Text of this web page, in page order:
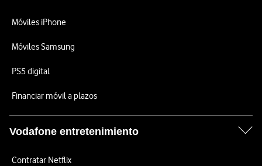
Móviles iPhone
Móviles Samsung
PS5 digital
Financiar móvil a plazos
Vodafone entretenimiento
Contratar Netflix